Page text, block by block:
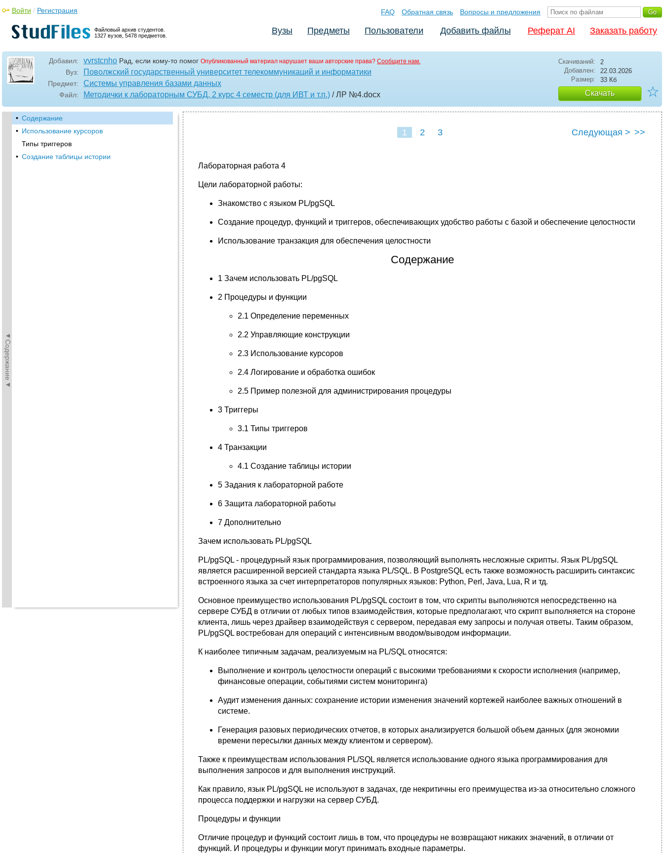
Файловый архив студентов.
1327 вузов, 5478 предметов.
Войти / Регистрация FAQ Обратная связь Вопросы и предложения
Вузы Предметы Пользователи Добавить файлы Реферат AI Заказать работу
Добавил: vvrstcnho Рад, если кому-то помог Опубликованный материал нарушает ваши авторские права? Сообщите нам.
Вуз: Поволжский государственный университет телекоммуникаций и информатики
Предмет: Системы управления базами данных
Файл: Методички к лабораторным СУБД, 2 курс 4 семестр (для ИВТ и т.п.) / ЛР №4.docx
Скачиваний:
2
Добавлен:
22.03.2026
Размер:
33 Кб
Скачать ☆
◄Содержание◄
• Содержание
• Использование курсоров
Типы триггеров
• Создание таблицы истории
1 2 3 Следующая > >>
Лабораторная работа 4
Цели лабораторной работы:
Знакомство с языком PL/pgSQL
Создание процедур, функций и триггеров, обеспечивающих удобство работы с базой и обеспечение целостности
Использование транзакция для обеспечения целостности
Содержание
1 Зачем использовать PL/pgSQL
2 Процедуры и функции
2.1 Определение переменных
2.2 Управляющие конструкции
2.3 Использование курсоров
2.4 Логирование и обработка ошибок
2.5 Пример полезной для администрирования процедуры
3 Триггеры
3.1 Типы триггеров
4 Транзакции
4.1 Создание таблицы истории
5 Задания к лабораторной работе
6 Защита лабораторной работы
7 Дополнительно
Зачем использовать PL/pgSQL
PL/pgSQL - процедурный язык программирования, позволяющий выполнять несложные скрипты. Язык PL/pgSQL
является расширенной версией стандарта языка PL/SQL. В PostgreSQL есть также возможность расширить синтаксис
встроенного языка за счет интерпретаторов популярных языков: Python, Perl, Java, Lua, R и тд.
Основное преимущество использования PL/pgSQL состоит в том, что скрипты выполняются непосредственно на
сервере СУБД в отличии от любых типов взаимодействия, которые предполагают, что скрипт выполняется на стороне
клиента, лишь через драйвер взаимодействуя с сервером, передавая ему запросы и получая ответы. Таким образом,
PL/pgSQL востребован для операций с интенсивным вводом/выводом информации.
К наиболее типичным задачам, реализуемым на PL/SQL относятся:
Выполнение и контроль целостности операций с высокими требованиями к скорости исполнения (например,
финансовые операции, событиями систем мониторинга)
Аудит изменения данных: сохранение истории изменения значений кортежей наиболее важных отношений в
системе.
Генерация разовых периодических отчетов, в которых анализируется большой объем данных (для экономии
времени пересылки данных между клиентом и сервером).
Также к преимуществам использования PL/SQL является использование одного языка программирования для
выполнения запросов и для выполнения инструкций.
Как правило, язык PL/pgSQL не используют в задачах, где некритичны его преимущества из-за относительно сложного
процесса поддержки и нагрузки на сервер СУБД.
Процедуры и функции
Отличие процедур и функций состоит лишь в том, что процедуры не возвращают никаких значений, в отличии от
функций. И процедуры и функции могут принимать входные параметры.